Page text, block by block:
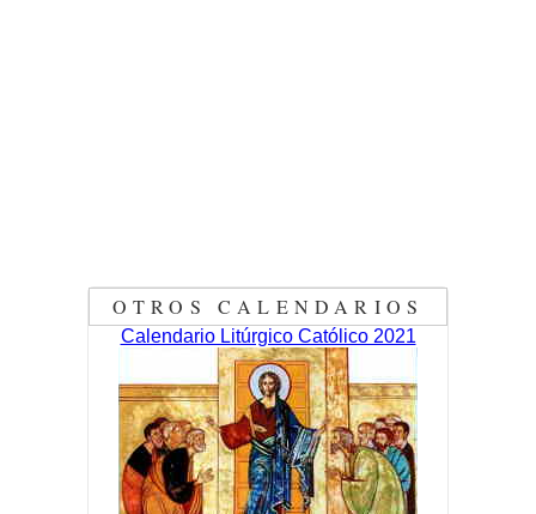
OTROS CALENDARIOS
Calendario Litúrgico Católico 2021